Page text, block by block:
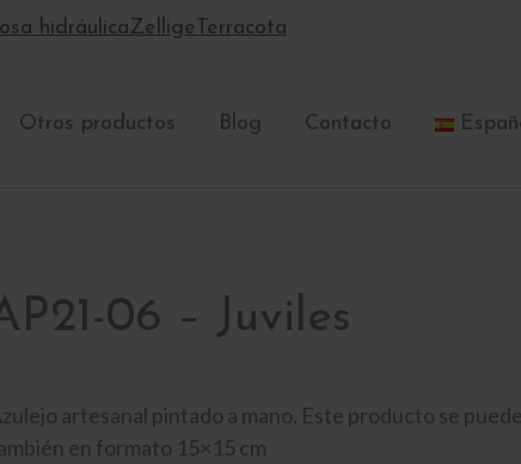
hidráulicaZellige Terracota
Otros productos Blog Contacto
06 – Juviles
artesanal pintado a mano. Este producto se
en formato 15×15 cm